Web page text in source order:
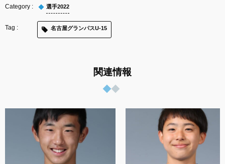
選手2022
名古屋グランパスU-15
関連情報